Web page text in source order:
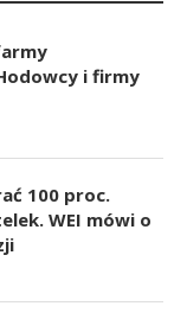
i firmy
100 proc.
WEI mówi o